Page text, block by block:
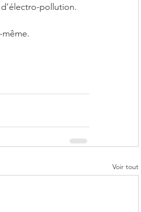
pollution.
Voir tout